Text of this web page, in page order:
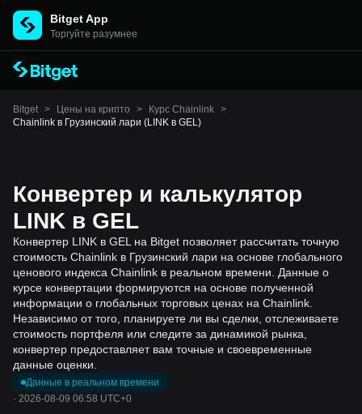
Bitget App
Торгуйте разумнее
Bitget > Цены на крипто > Курс Chainlink >
Chainlink в Грузинский лари (LINK в GEL)
Конвертер и калькулятор
LINK в GEL
Конвертер LINK в GEL на Bitget позволяет рассчитать точную
стоимость Chainlink в Грузинский лари на основе глобального
ценового индекса Chainlink в реальном времени. Данные о
курсе конвертации формируются на основе полученной
информации о глобальных торговых ценах на Chainlink.
Независимо от того, планируете ли вы сделки, отслеживаете
стоимость портфеля или следите за динамикой рынка,
конвертер предоставляет вам точные и своевременные
данные оценки.
Данные в реальном времени
· 2026-08-09 06:58 UTC+0